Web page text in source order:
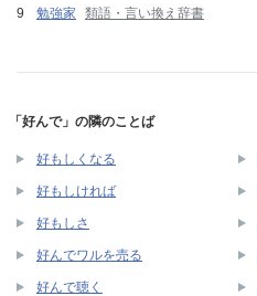
勉強家
類語・言い換え辞書
「好んで」の隣のことば
好もしくなる
好もしければ
好もしさ
好んでワルを売る
好んで聴く